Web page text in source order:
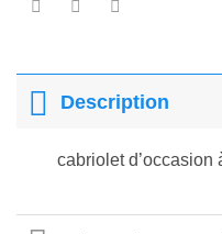
Description
cabriolet d’occasion